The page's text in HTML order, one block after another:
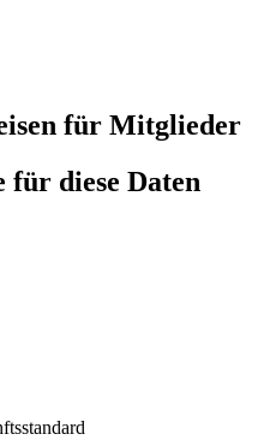
für Mitglieder
für diese Daten